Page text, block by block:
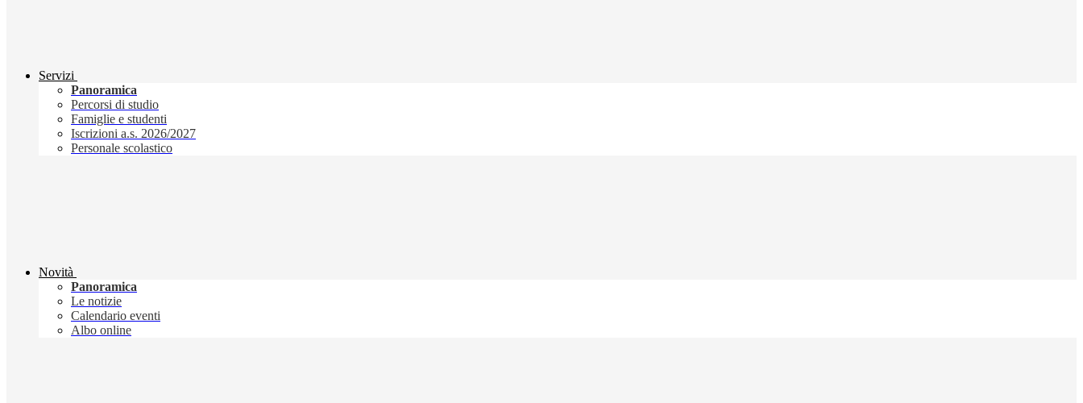
Servizi
Panoramica
Percorsi di studio
Famiglie e studenti
Iscrizioni a.s. 2026/2027
Personale scolastico
Novità
Panoramica
Le notizie
Calendario eventi
Albo online